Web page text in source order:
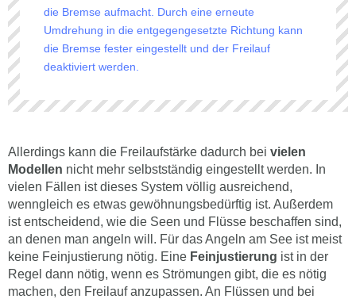
die Bremse aufmacht. Durch eine erneute
Umdrehung in die entgegengesetzte Richtung kann
die Bremse fester eingestellt und der Freilauf
deaktiviert werden.
Allerdings kann die Freilaufstärke dadurch bei vielen
Modellen nicht mehr selbstständig eingestellt werden. In
vielen Fällen ist dieses System völlig ausreichend,
wenngleich es etwas gewöhnungsbedürftig ist. Außerdem
ist entscheidend, wie die Seen und Flüsse beschaffen sind,
an denen man angeln will. Für das Angeln am See ist meist
keine Feinjustierung nötig. Eine Feinjustierung ist in der
Regel dann nötig, wenn es Strömungen gibt, die es nötig
machen, den Freilauf anzupassen. An Flüssen und bei